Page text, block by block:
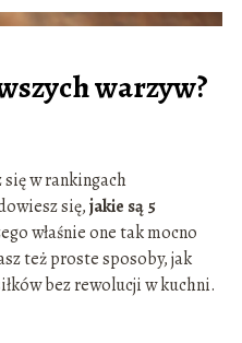
warzyw?
się w rankingach
się,jakie są 5
właśnie one tak mocno
też proste sposoby, jak
bez rewolucji w kuchni.